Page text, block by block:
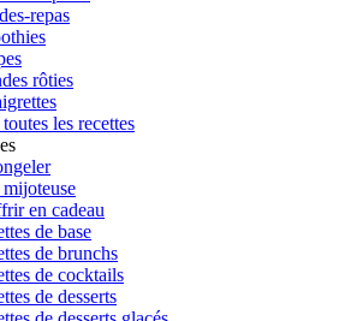
repas
rôties
les recettes
en cadeau
de base
de brunchs
de cocktails
de desserts